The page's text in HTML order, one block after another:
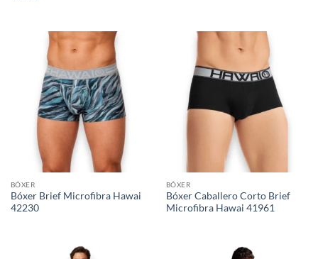
BÓXER
Bóxer Brief Microfibra Hawai
42230
BÓXER
Bóxer Caballero Corto Brief
Microfibra Hawai 41961